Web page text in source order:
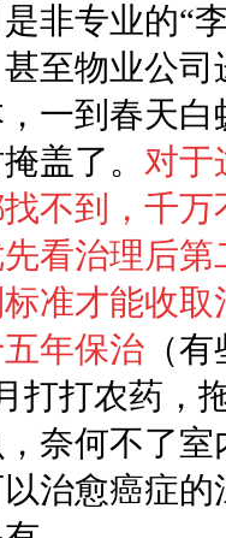
非专业的“
至物业公
一到春天
盖了。 对于
不到，千
看治理后
准才能收
年保治 （
打打农药，
奈何不了
治愈癌症